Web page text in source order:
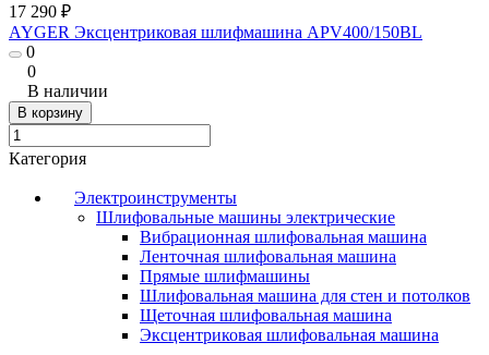
17 290 ₽
AYGER Эксцентриковая шлифмашина APV400/150BL
0
0
В наличии
В корзину
Категория
Электроинструменты
Шлифовальные машины электрические
Вибрационная шлифовальная машина
Ленточная шлифовальная машина
Прямые шлифмашины
Шлифовальная машина для стен и потолков
Щеточная шлифовальная машина
Эксцентриковая шлифовальная машина